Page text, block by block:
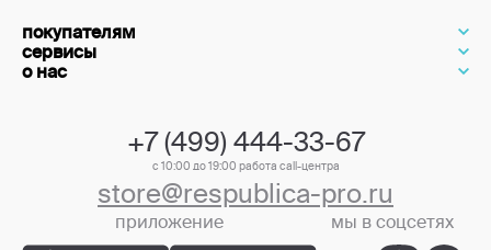
покупателям
сервисы
о нас
+7 (499) 444-33-67
с 10:00 до 19:00 работа call-центра
store@respublica-pro.ru
приложение мы в соцсетях